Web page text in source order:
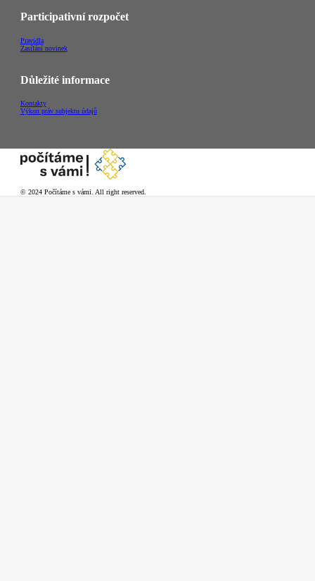
Participativní rozpočet
Pravidla
Zasílání novinek
Důležité informace
Kontakty
Výkon práv subjektu údajů
© 2024 Počítáme s vámi. All right reserved.